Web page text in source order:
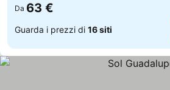
Da 63 €
Guarda i prezzi di 16 siti